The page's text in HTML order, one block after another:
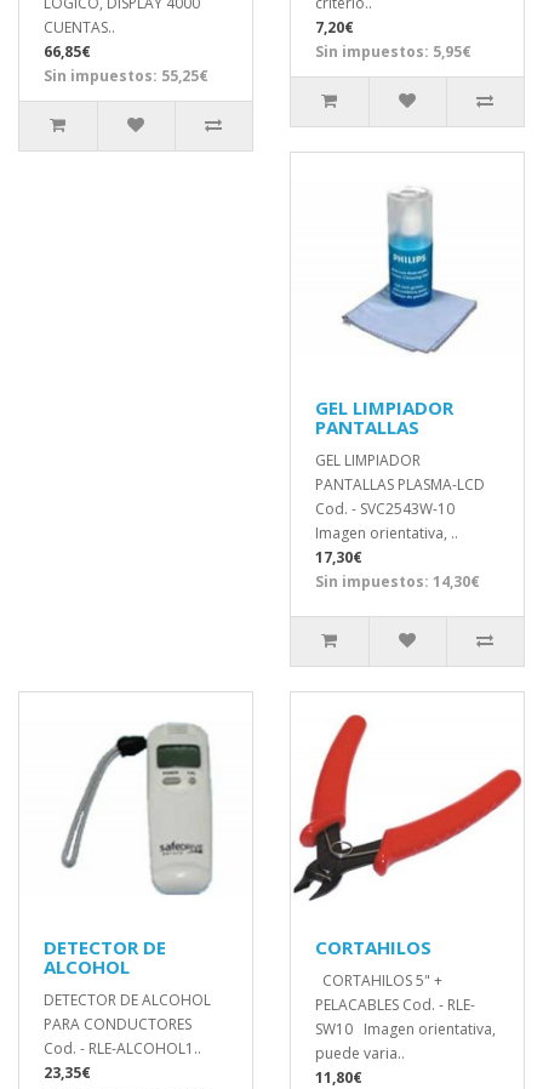
CUENTAS..
66,85€
Sin impuestos: 55,25€
7,20€
Sin impuestos: 5,95€
GEL LIMPIADOR
PANTALLAS
GEL LIMPIADOR
PANTALLAS PLASMA-LCD
Cod. - SVC2543W-10
Imagen orientativa, ..
17,30€
Sin impuestos: 14,30€
DETECTOR DE
ALCOHOL
DETECTOR DE ALCOHOL
PARA CONDUCTORES
Cod. - RLE-ALCOHOL1..
23,35€
CORTAHILOS
CORTAHILOS 5" +
PELACABLES Cod. - RLE-
SW10 Imagen orientativa,
puede varia..
11,80€